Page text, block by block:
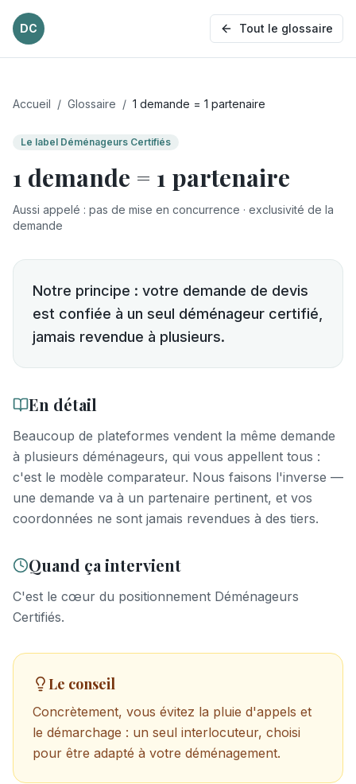
DC Tout le glossaire
Accueil / Glossaire / 1 demande = 1 partenaire
Le label Déménageurs Certifiés
1 demande = 1 partenaire
Aussi appelé : pas de mise en concurrence · exclusivité de la
demande
Notre principe : votre demande de devis
est confiée à un seul déménageur certifié,
jamais revendue à plusieurs.
En détail
Beaucoup de plateformes vendent la même demande
à plusieurs déménageurs, qui vous appellent tous :
c'est le modèle comparateur. Nous faisons l'inverse —
une demande va à un partenaire pertinent, et vos
coordonnées ne sont jamais revendues à des tiers.
Quand ça intervient
C'est le cœur du positionnement Déménageurs
Certifiés.
Le conseil
Concrètement, vous évitez la pluie d'appels et
le démarchage : un seul interlocuteur, choisi
pour être adapté à votre déménagement.